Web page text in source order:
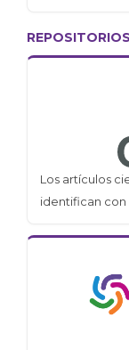
REPOSITORIOS
Los artículos
identifican